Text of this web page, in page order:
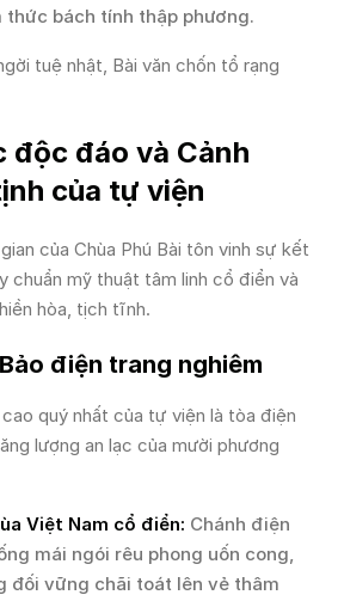
thức bách tính thập phương.
tuệ nhật, Bài văn chốn tổ rạng
độc đáo và Cảnh
của tự viện
của Chùa Phú Bài tôn vinh sự kết
chuẩn mỹ thuật tâm linh cổ điển và
hòa, tịch tĩnh.
điện trang nghiêm
quý nhất của tự viện là tòa điện
lượng an lạc của mười phương
Việt Nam cổ điển: Chánh điện
mái ngói rêu phong uốn cong,
đối vững chãi toát lên vẻ thâm